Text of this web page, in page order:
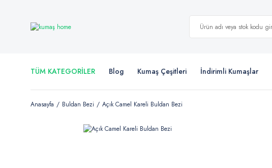
TÜM KATEGORİLER Blog Kumaş Çeşitleri İndirimli Kumaşlar
Anasayfa Buldan Bezi Açık Camel Kareli Buldan Bezi